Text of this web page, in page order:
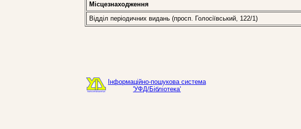
Місцезнаходження
Відділ періодичних видань (просп. Голосіївський, 122/1)
Інформаційно-пошукова система
'УФД/Бібліотека'